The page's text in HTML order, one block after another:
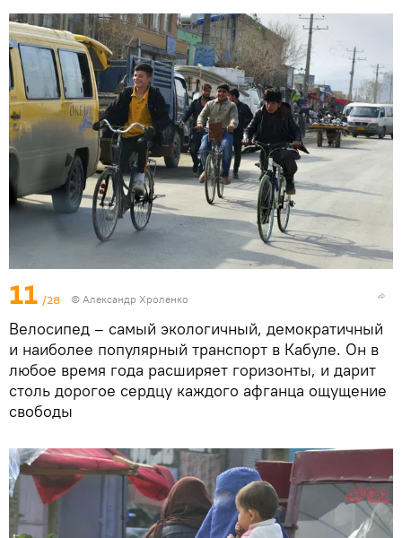
11 /28 © Александр Хроленко
Велосипед – самый экологичный, демократичный
и наиболее популярный транспорт в Кабуле. Он в
любое время года расширяет горизонты, и дарит
столь дорогое сердцу каждого афганца ощущение
свободы